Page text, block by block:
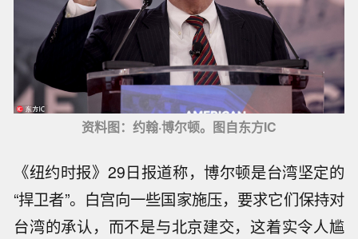
资料图：约翰·博尔顿。图自东方IC
《纽约时报》29日报道称，博尔顿是台湾坚定的
“捍卫者”。白宫向一些国家施压，要求它们保持对
台湾的承认，而不是与北京建交，这着实令人尴